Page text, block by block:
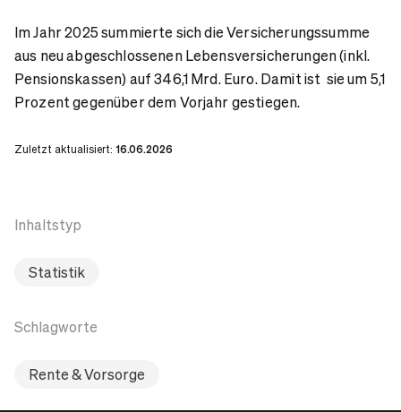
Im Jahr 2025 summierte sich die Versicherungssumme
aus neu abgeschlossenen Lebensversicherungen (inkl.
Pensionskassen) auf 346,1 Mrd. Euro. Damit ist sie um 5,1
Prozent gegenüber dem Vorjahr gestiegen.
Zuletzt aktualisiert: 16.06.2026
Inhaltstyp
Statistik
Schlagworte
Rente & Vorsorge